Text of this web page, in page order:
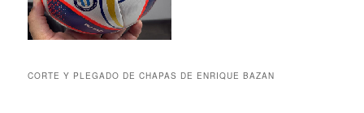
CORTE Y PLEGADO DE CHAPAS DE ENRIQUE BAZAN